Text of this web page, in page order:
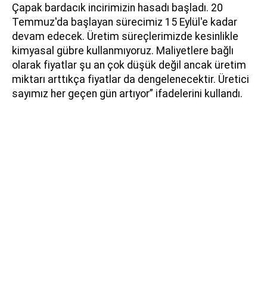
Çapak bardacık incirimizin hasadı başladı. 20
Temmuz'da başlayan sürecimiz 15 Eylül'e kadar
devam edecek. Üretim süreçlerimizde kesinlikle
kimyasal gübre kullanmıyoruz. Maliyetlere bağlı
olarak fiyatlar şu an çok düşük değil ancak üretim
miktarı arttıkça fiyatlar da dengelenecektir. Üretici
sayımız her geçen gün artıyor” ifadelerini kullandı.